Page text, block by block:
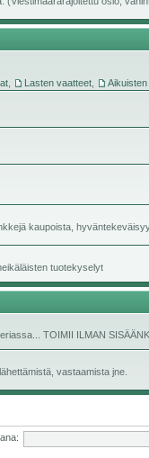
Lasten vaatteet
kaupoista,
tuotekyselyt
TOIMII ILMAN
vastaamista jne.